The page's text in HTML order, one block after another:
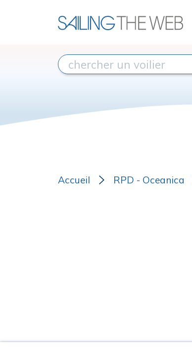
Accueil RPD - Oceanica